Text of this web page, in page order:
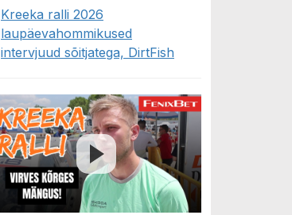
Kreeka ralli 2026
laupäevahommikused
intervjuud sõitjatega, DirtFish